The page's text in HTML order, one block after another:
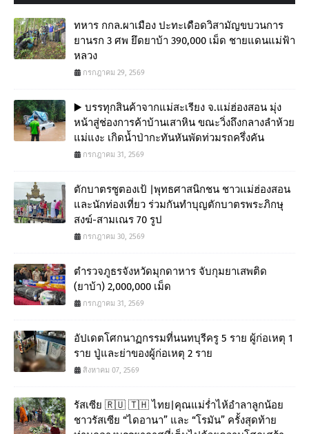
ทหาร กกล.ผาเมือง ปะทะเดือดวิสามัญขบวนการ
ยานรก 3 ศพ ยึดยาบ้า 390,000 เม็ด ชายแดนแม่ฟ้า
หลวง
กรกฎาคม 29, 2569
▶️ บรรทุกสินค้าจากแม่สะเรียง จ.แม่ฮ่องสอน มุ่ง
หน้าสู่ช่องการค้าบ้านเสาหิน ขณะวิ่งถึงกลางลำห้วย
แม่แงะ เกิดน้ำป่ากะทันหันพัดท่วมรถครึ่งคัน
กรกฎาคม 31, 2569
ตักบาตรซูตองเป้ |พุทธศาสนิกชน ชาวแม่ฮ่องสอน
และนักท่องเที่ยว ร่วมกันทำบุญตักบาตรพระภิกษุ
สงฆ์-สามเณร 70 รูป
กรกฎาคม 30, 2569
ตำรวจภูธรจังหวัดมุกดาหาร จับกุมยาเสพติด
(ยาบ้า) 2,000,000 เม็ด
กรกฎาคม 31, 2569
อัปเดตโศกนาฏกรรมที่นนทบุรีครู 5 ราย ผู้ก่อเหตุ 1
ราย ปู่และย่าของผู้ก่อเหตุ 2 ราย
สิงหาคม 07, 2569
รัสเซีย 🇷🇺 🇹🇭 ไทย|คุณแม่ร่ำไห้อำลาลูกน้อย
ชาวรัสเซีย “ไดอานา” และ “โรมัน” ครั้งสุดท้าย